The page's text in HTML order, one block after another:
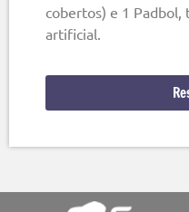
cobertos) e 1 Padbol,
artificial.